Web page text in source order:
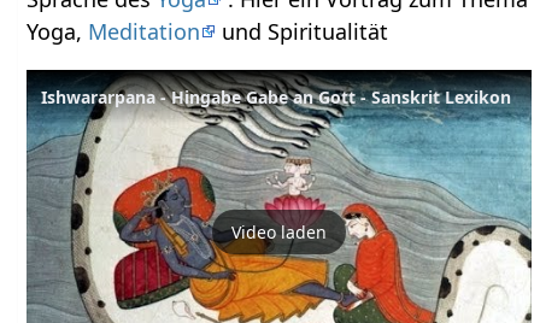
Yoga, Meditation und Spiritualität
Ishwararpana - Hingabe Gabe an Gott - Sanskrit Lexikon
Video laden